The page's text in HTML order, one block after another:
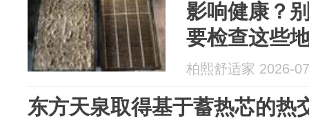
影响健康？
要检查这些
柏熙舒适家 2026-
东方天泉取得基于蓄热芯的热